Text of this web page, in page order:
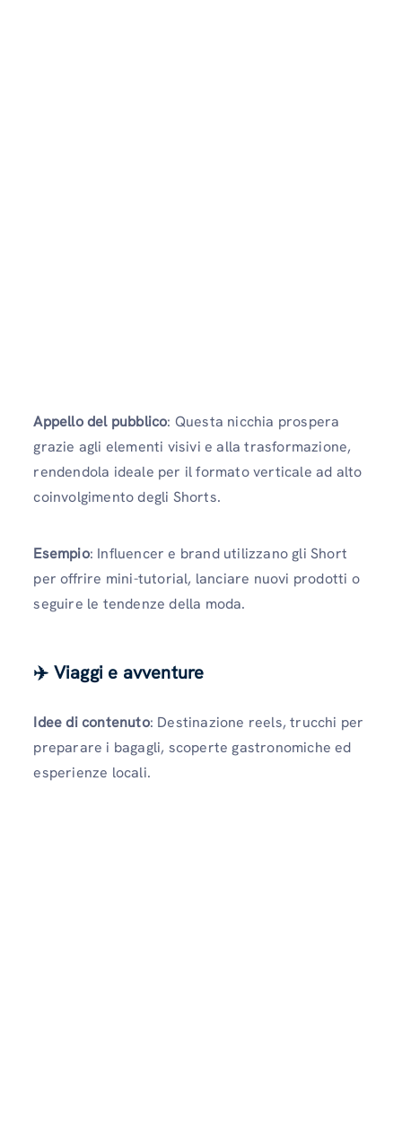
Appello del pubblico: Questa nicchia prospera
grazie agli elementi visivi e alla trasformazione,
rendendola ideale per il formato verticale ad alto
coinvolgimento degli Shorts.
Esempio: Influencer e brand utilizzano gli Short
per offrire mini-tutorial, lanciare nuovi prodotti o
seguire le tendenze della moda.
✈️ Viaggi e avventure
Idee di contenuto: Destinazione reels, trucchi per
preparare i bagagli, scoperte gastronomiche ed
esperienze locali.